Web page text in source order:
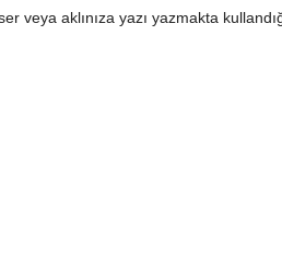
veya aklınıza yazı yazmakta